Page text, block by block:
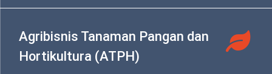
Agribisnis Tanaman Pangan dan
Hortikultura (ATPH)